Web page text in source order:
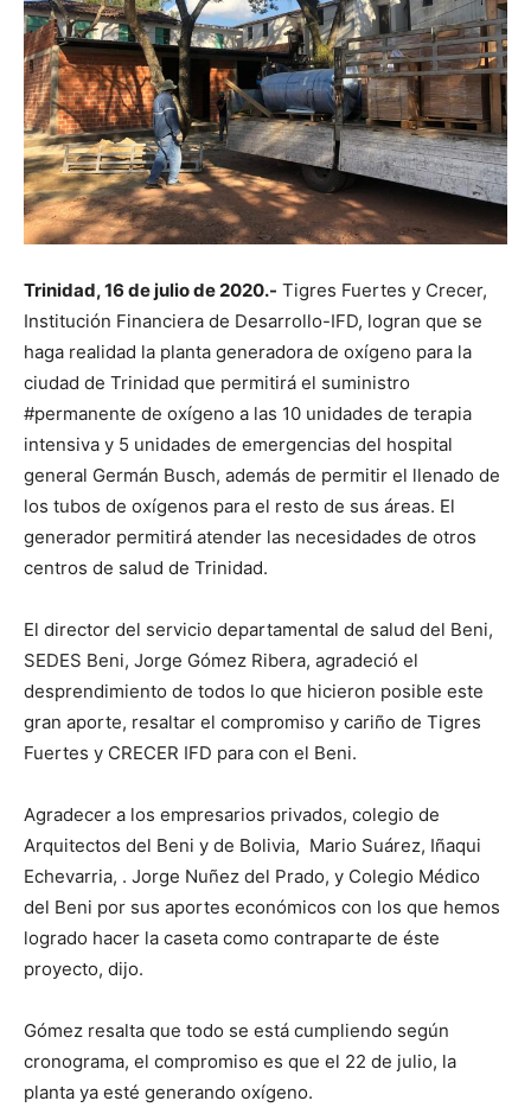
Trinidad, 16 de julio de 2020.- Tigres Fuertes y Crecer,
Institución Financiera de Desarrollo-IFD, logran que se
haga realidad la planta generadora de oxígeno para la
ciudad de Trinidad que permitirá el suministro
#permanente de oxígeno a las 10 unidades de terapia
intensiva y 5 unidades de emergencias del hospital
general Germán Busch, además de permitir el llenado de
los tubos de oxígenos para el resto de sus áreas. El
generador permitirá atender las necesidades de otros
centros de salud de Trinidad.
El director del servicio departamental de salud del Beni,
SEDES Beni, Jorge Gómez Ribera, agradeció el
desprendimiento de todos lo que hicieron posible este
gran aporte, resaltar el compromiso y cariño de Tigres
Fuertes y CRECER IFD para con el Beni.
Agradecer a los empresarios privados, colegio de
Arquitectos del Beni y de Bolivia, Mario Suárez, Iñaqui
Echevarria, . Jorge Nuñez del Prado, y Colegio Médico
del Beni por sus aportes económicos con los que hemos
logrado hacer la caseta como contraparte de éste
proyecto, dijo.
Gómez resalta que todo se está cumpliendo según
cronograma, el compromiso es que el 22 de julio, la
planta ya esté generando oxígeno.